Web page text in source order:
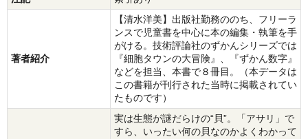
著者紹介
【清水洋美】出版社勤務ののち、フリーラ
ンスで児童書を中心に本の編集・執筆を手
がける。技術評論社のずかんシリーズでは
『細胞タウンの大冒険』、『ずかん数字』
などを担当、本書で８冊目。（本データは
この書籍が刊行された当時に掲載されてい
たものです）
実は生態が謎だらけの“貝”。「アサリ」で
すら、いったい何の貝なのかよくわかって